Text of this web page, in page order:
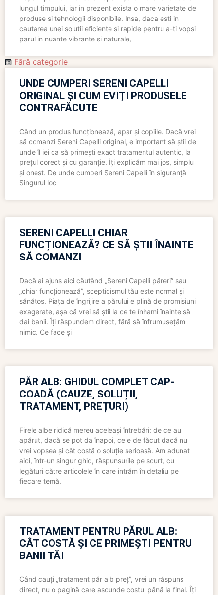
lungul timpului, iar in prezent exista o mare varietate de
produse si tehnologii disponibile. Insa, daca esti in
cautarea unei solutii eficiente si rapide pentru a-ti vopsi
parul in nuante vibrante si naturale,
Fără categorie
UNDE CUMPERI SERENI CAPELLI
ORIGINAL ȘI CUM EVIȚI PRODUSELE
CONTRAFĂCUTE
Când un produs funcționează, apar și copiile. Dacă vrei
să comanzi Sereni Capelli original, e important să știi de
unde îl iei ca să primești exact tratamentul autentic, la
prețul corect și cu garanție. Îți explicăm mai jos, simplu
și onest. De unde cumperi Sereni Capelli în siguranță
Singurul loc
SERENI CAPELLI CHIAR
FUNCȚIONEAZĂ? CE SĂ ȘTII ÎNAINTE
SĂ COMANZI
Dacă ai ajuns aici căutând „Sereni Capelli păreri” sau
„chiar funcționează”, scepticismul tău este normal și
sănătos. Piața de îngrijire a părului e plină de promisiuni
exagerate, așa că vrei să știi la ce te înhami înainte să
dai banii. Îți răspundem direct, fără să înfrumusețăm
nimic. Ce face și
PĂR ALB: GHIDUL COMPLET CAP-
COADĂ (CAUZE, SOLUȚII,
TRATAMENT, PREȚURI)
Firele albe ridică mereu aceleași întrebări: de ce au
apărut, dacă se pot da înapoi, ce e de făcut dacă nu
vrei vopsea și cât costă o soluție serioasă. Am adunat
aici, într-un singur ghid, răspunsurile pe scurt, cu
legături către articolele în care intrăm în detaliu pe
fiecare temă.
TRATAMENT PENTRU PĂRUL ALB:
CÂT COSTĂ ȘI CE PRIMEȘTI PENTRU
BANII TĂI
Când cauți „tratament păr alb preț”, vrei un răspuns
direct, nu o pagină care ascunde costul până la final. Îți